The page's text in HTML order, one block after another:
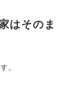
はそのま
。